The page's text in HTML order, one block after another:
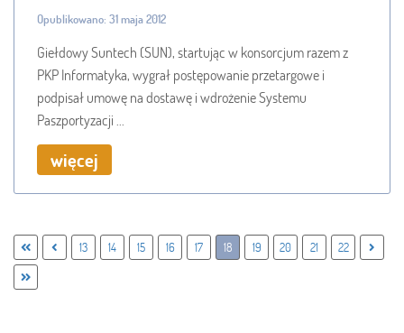
Opublikowano: 31 maja 2012
Giełdowy Suntech (SUN), startując w konsorcjum razem z
PKP Informatyka, wygrał postępowanie przetargowe i
podpisał umowę na dostawę i wdrożenie Systemu
Paszportyzacji ...
więcej
13 14 15 16 17 18 19 20 21 22